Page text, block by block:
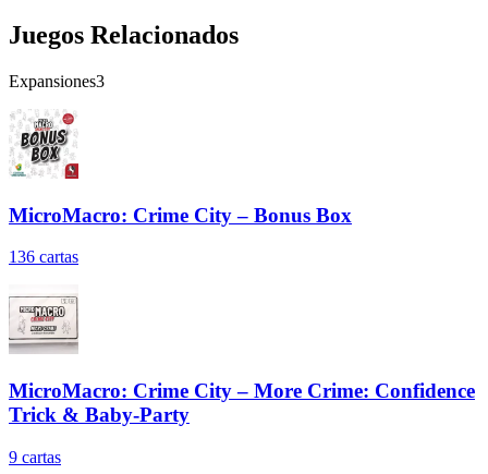
Juegos Relacionados
Expansiones3
MicroMacro: Crime City – Bonus Box
136 cartas
MicroMacro: Crime City – More Crime: Confidence
Trick & Baby-Party
9 cartas